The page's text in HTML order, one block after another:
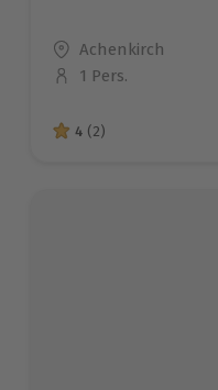
Standort
Achenkirch
Anzahl der Teilnehmer
1 Pers.
4 von 5 Sternen
4 (2)